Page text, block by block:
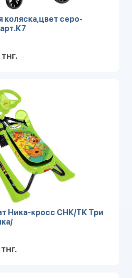
коляска,цвет серо-
Ника-кросс СНК/ТК Три